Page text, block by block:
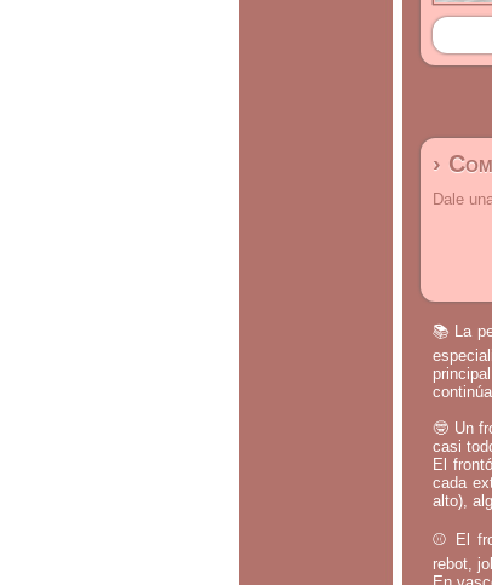
›
Dale
📚 La
🤓 Un
casi
El
cada
alto),
⚾ El
rebot,